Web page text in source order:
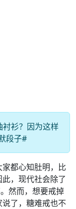
衬衫？因为这样
段子#
都心知肚明，比
，现代社会除了
然而，想要戒掉
了，糖难戒也不